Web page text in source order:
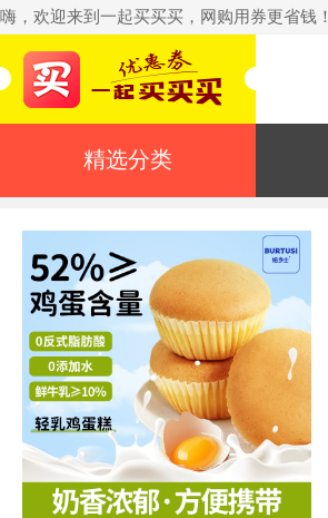
嗨，欢迎来到一起买买买，网购用券更省钱！
精选分类